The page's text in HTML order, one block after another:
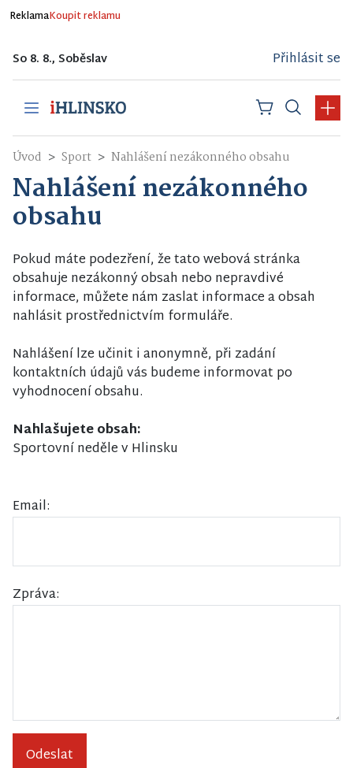
ReklamaKoupit reklamu
So 8. 8., Soběslav Přihlásit se
Úvod Sport Nahlášení nezákonného obsahu
Nahlášení nezákonného
obsahu
Pokud máte podezření, že tato webová stránka
obsahuje nezákonný obsah nebo nepravdivé
informace, můžete nám zaslat informace a obsah
nahlásit prostřednictvím formuláře.
Nahlášení lze učinit i anonymně, při zadání
kontaktních údajů vás budeme informovat po
vyhodnocení obsahu.
Nahlašujete obsah:
Sportovní neděle v Hlinsku
Email:
Zpráva:
Odeslat